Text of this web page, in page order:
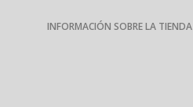
INFORMACIÓN SOBRE LA TIENDA